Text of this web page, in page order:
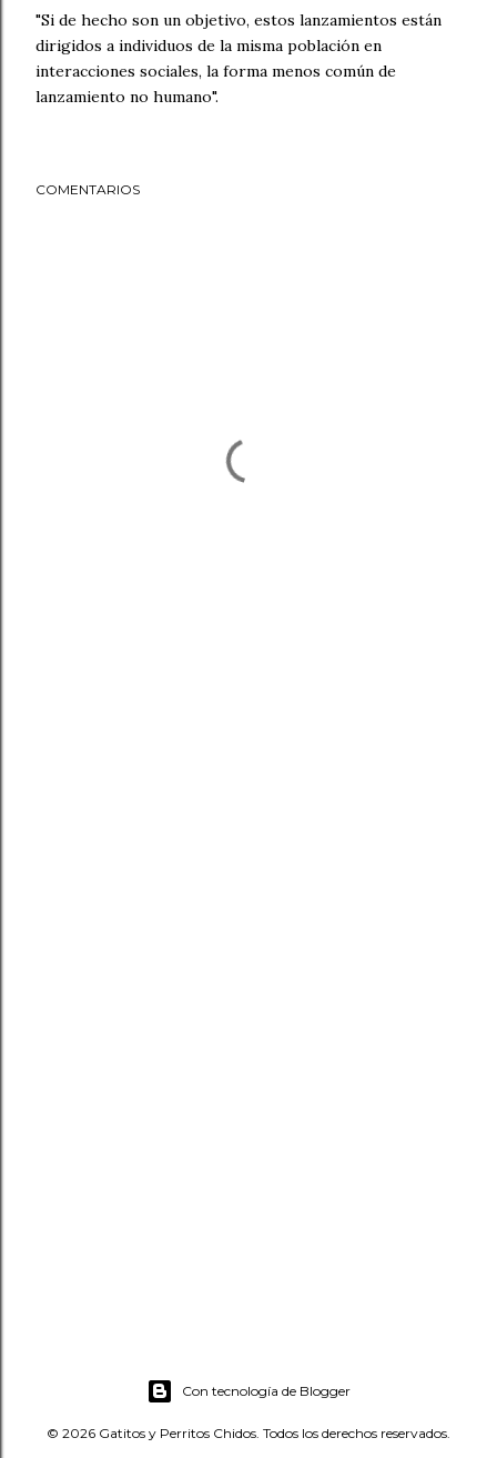
"Si de hecho son un objetivo, estos lanzamientos están
dirigidos a individuos de la misma población en
interacciones sociales, la forma menos común de
lanzamiento no humano".
COMENTARIOS
Con tecnología de Blogger
© 2026 Gatitos y Perritos Chidos. Todos los derechos reservados.